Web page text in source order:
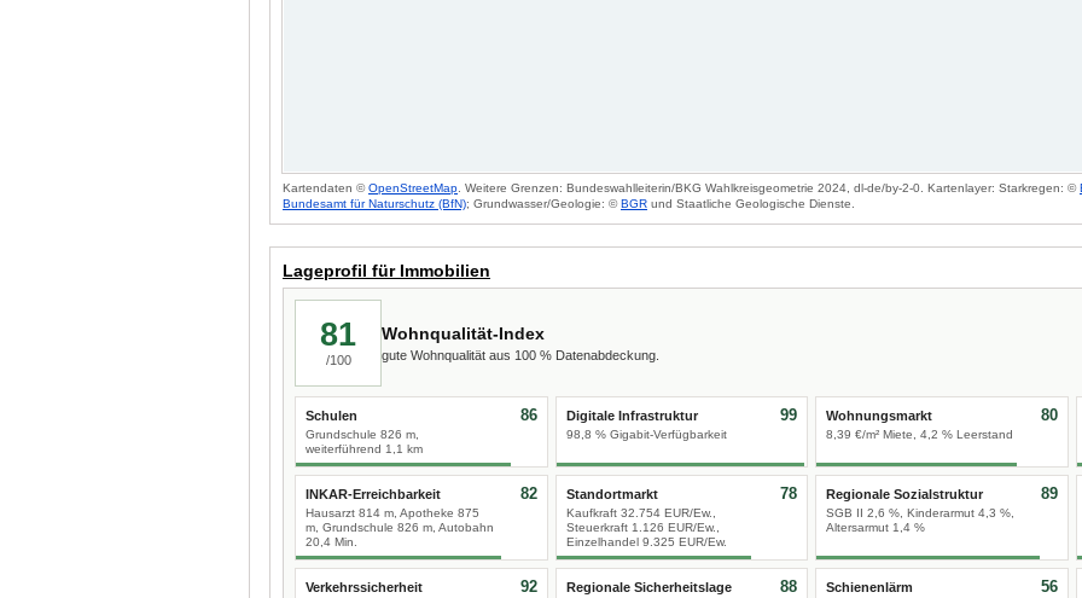
Kartendaten ©OpenStreetMap . Weitere Grenzen: Bundeswahlleiterin/BKG Wahlkreisgeometrie 2024, dl-de/by-2-0. Kartenlayer: Starkregen: ©
Bundesamt für Naturschutz (BfN); Grundwasser/Geologie: ©BGR und Staatliche Geologische Dienste.
Lageprofil für Immobilien
81
/100
Wohnqualität-Index
gute Wohnqualität aus 100 % Datenabdeckung.
Schulen
Grundschule 826 m,
weiterführend 1,1 km
86 Digitale Infrastruktur
98,8 % Gigabit-Verfügbarkeit
99 Wohnungsmarkt
8,39 €/m² Miete, 4,2 % Leerstand
80
INKAR-Erreichbarkeit
Hausarzt 814 m, Apotheke 875
m, Grundschule 826 m, Autobahn
20,4 Min.
82 Standortmarkt
Kaufkraft 32.754 EUR/Ew.,
Steuerkraft 1.126 EUR/Ew.,
Einzelhandel 9.325 EUR/Ew.
78 Regionale Sozialstruktur
SGB II 2,6 %, Kinderarmut 4,3 %,
Altersarmut 1,4 %
89
Verkehrssicherheit 92 Regionale Sicherheitslage 88 Schienenlärm 56